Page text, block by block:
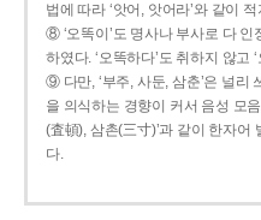
법에 따라 ‘앗어, 앗어라’와 같이
⑧ ‘오똑이’도 명사나 부사로 다 인
하였다. ‘오똑하다’도 취하지 않고
⑨ 다만, ‘부주, 사둔, 삼춘’은 널리
을 의식하는 경향이 커서 음성 모
(査頓), 삼촌(三寸)’과 같이 한자어
다.